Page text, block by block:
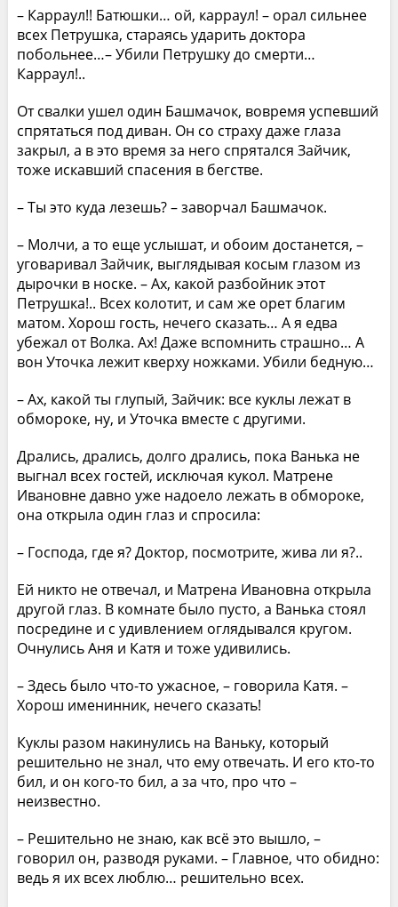
– Карраул!! Батюшки… ой, карраул! – орал сильнее
всех Петрушка, стараясь ударить доктора
побольнее…– Убили Петрушку до смерти…
Карраул!..
От свалки ушел один Башмачок, вовремя успевший
спрятаться под диван. Он со страху даже глаза
закрыл, а в это время за него спрятался Зайчик,
тоже искавший спасения в бегстве.
– Ты это куда лезешь? – заворчал Башмачок.
– Молчи, а то еще услышат, и обоим достанется, –
уговаривал Зайчик, выглядывая косым глазом из
дырочки в носке. – Ах, какой разбойник этот
Петрушка!.. Всех колотит, и сам же орет благим
матом. Хорош гость, нечего сказать… А я едва
убежал от Волка. Ах! Даже вспомнить страшно… А
вон Уточка лежит кверху ножками. Убили бедную…
– Ах, какой ты глупый, Зайчик: все куклы лежат в
обмороке, ну, и Уточка вместе с другими.
Дрались, дрались, долго дрались, пока Ванька не
выгнал всех гостей, исключая кукол. Матрене
Ивановне давно уже надоело лежать в обмороке,
она открыла один глаз и спросила:
– Господа, где я? Доктор, посмотрите, жива ли я?..
Ей никто не отвечал, и Матрена Ивановна открыла
другой глаз. В комнате было пусто, а Ванька стоял
посредине и с удивлением оглядывался кругом.
Очнулись Аня и Катя и тоже удивились.
– Здесь было что-то ужасное, – говорила Катя. –
Хорош именинник, нечего сказать!
Куклы разом накинулись на Ваньку, который
решительно не знал, что ему отвечать. И его кто-то
бил, и он кого-то бил, а за что, про что –
неизвестно.
– Решительно не знаю, как всё это вышло, –
говорил он, разводя руками. – Главное, что обидно:
ведь я их всех люблю… решительно всех.